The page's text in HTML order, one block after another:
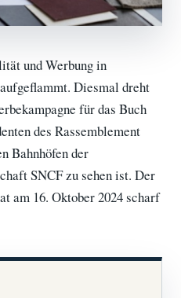
und Werbung in
Diesmal dreht
für das Buch
des Rassemblement
Bahnhöfen der
SNCF zu sehen ist. Der
am 16. Oktober 2024 scharf